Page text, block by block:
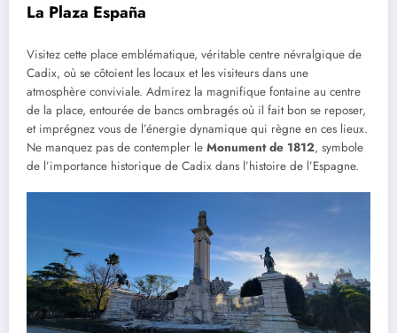
La Plaza España
Visitez cette place emblématique, véritable centre névralgique de
Cadix, où se côtoient les locaux et les visiteurs dans une
atmosphère conviviale. Admirez la magnifique fontaine au centre
de la place, entourée de bancs ombragés où il fait bon se reposer,
et imprégnez vous de l’énergie dynamique qui règne en ces lieux.
Ne manquez pas de contempler le Monument de 1812, symbole
de l’importance historique de Cadix dans l’histoire de l’Espagne.